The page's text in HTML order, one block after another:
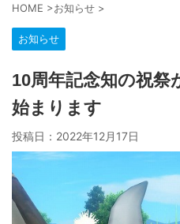
HOME >お知らせ >
お知らせ
10周年記念知の祝祭
始まります
投稿日： 2022年12月17日